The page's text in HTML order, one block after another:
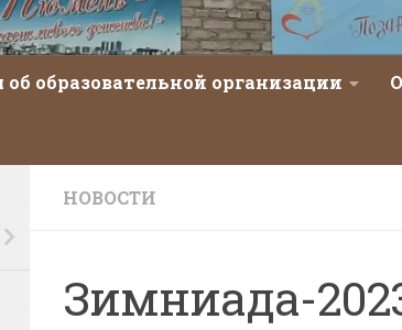
об образовательной организации
НОВОСТИ
Зимниада-